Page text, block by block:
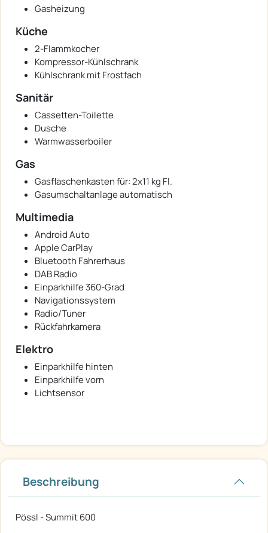
Gasheizung
Küche
2-Flammkocher
Kompressor-Kühlschrank
Kühlschrank mit Frostfach
Sanitär
Cassetten-Toilette
Dusche
Warmwasserboiler
Gas
Gasflaschenkasten für: 2x11 kg Fl.
Gasumschaltanlage automatisch
Multimedia
Android Auto
Apple CarPlay
Bluetooth Fahrerhaus
DAB Radio
Einparkhilfe 360-Grad
Navigationssystem
Radio/Tuner
Rückfahrkamera
Elektro
Einparkhilfe hinten
Einparkhilfe vorn
Lichtsensor
Beschreibung
Pössl - Summit 600